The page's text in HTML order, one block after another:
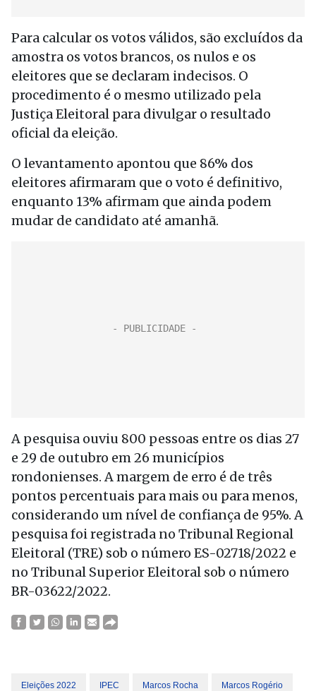
Para calcular os votos válidos, são excluídos da
amostra os votos brancos, os nulos e os
eleitores que se declaram indecisos. O
procedimento é o mesmo utilizado pela
Justiça Eleitoral para divulgar o resultado
oficial da eleição.
O levantamento apontou que 86% dos
eleitores afirmaram que o voto é definitivo,
enquanto 13% afirmam que ainda podem
mudar de candidato até amanhã.
A pesquisa ouviu 800 pessoas entre os dias 27
e 29 de outubro em 26 municípios
rondonienses. A margem de erro é de três
pontos percentuais para mais ou para menos,
considerando um nível de confiança de 95%. A
pesquisa foi registrada no Tribunal Regional
Eleitoral (TRE) sob o número ES-02718/2022 e
no Tribunal Superior Eleitoral sob o número
BR-03622/2022.
Eleições 2022 IPEC Marcos Rocha Marcos Rogério